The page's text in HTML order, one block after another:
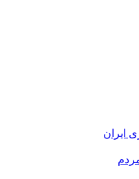
ایران